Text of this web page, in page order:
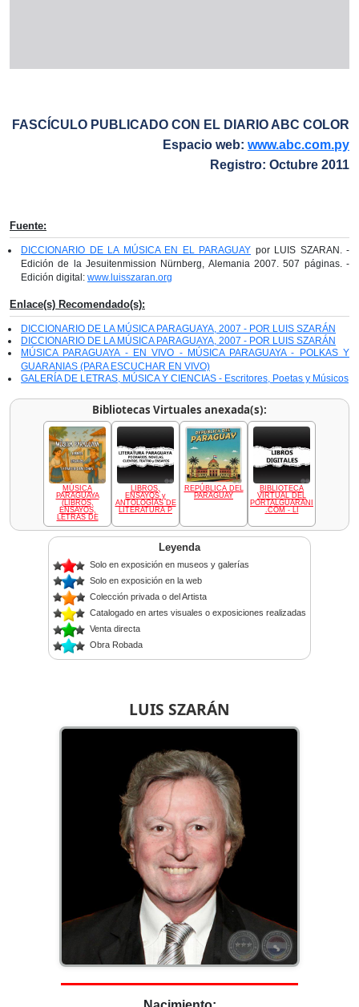
LUIS SZARÁN
FASCÍCULO PUBLICADO CON EL DIARIO ABC COLOR
Espacio web: www.abc.com.py
Registro: Octubre 2011
Fuente:
DICCIONARIO DE LA MÚSICA EN EL PARAGUAY por LUIS SZARAN. -
Edición de la Jesuitenmission Nürnberg, Alemania 2007. 507 páginas. -
Edición digital: www.luisszaran.org
Enlace(s) Recomendado(s):
DICCIONARIO DE LA MÚSICA PARAGUAYA, 2007 - POR LUIS SZARÁN
DICCIONARIO DE LA MÚSICA PARAGUAYA, 2007 - POR LUIS SZARÁN
MÚSICA PARAGUAYA - EN VIVO - MÚSICA PARAGUAYA - POLKAS Y
GUARANIAS (PARA ESCUCHAR EN VIVO)
GALERÍA DE LETRAS, MÚSICA Y CIENCIAS - Escritores, Poetas y Músicos
Bibliotecas Virtuales anexada(s):
MÚSICA
PARAGUAYA
(LIBROS,
ENSAYOS,
LETRAS DE
LIBROS,
ENSAYOS y
ANTOLOGÍAS DE
LITERATURA P
REPÚBLICA DEL
PARAGUAY
BIBLIOTECA
VIRTUAL DEL
PORTALGUARANI
.COM - LI
Leyenda
Solo en exposición en museos y galerías
Solo en exposición en la web
Colección privada o del Artista
Catalogado en artes visuales o exposiciones realizadas
Venta directa
Obra Robada